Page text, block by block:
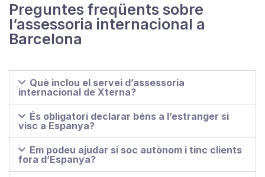
Preguntes freqüents sobre
l’assessoria internacional a
Barcelona
Què inclou el servei d’assessoria
internacional de Xterna?
És obligatori declarar béns a l’estranger si
visc a Espanya?
Em podeu ajudar si soc autònom i tinc clients
fora d’Espanya?